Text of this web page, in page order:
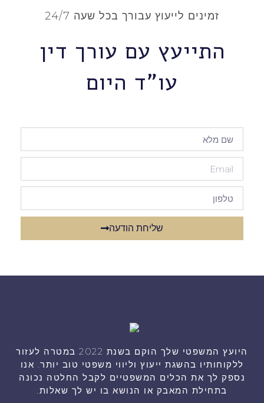
זמינים לייעוץ עבורך בכל שעה 24/7
התייעץ עם עורך דין
עו"ד היום
שליחת הודעה
היועץ המשפטי שלך הוקם בשנת 2022 במטרה לעזור
ללקוחותיו בהשגת ייעוץ וליווי משפטי טוב יותר. אנו
נספק לך את הכלים המשפטיים לקבל החלטה נכונה
בתחילת המאבק או הנושא בו יש לך שאלות.